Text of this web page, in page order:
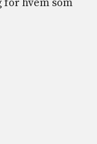
for hvem som